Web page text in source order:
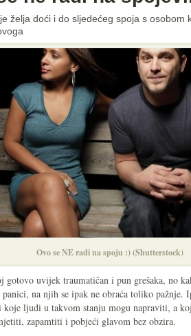
želja doći i do sljedećeg spoja s
Ovo se NE radi na spoju :) (Shutterstock)
gotovo uvijek traumatičan i pun grešaka, no
na njih se ipak ne obraća toliko pažnje.
koje ljudi u takvom stanju mogu napraviti, a
zapamtiti i pobjeći glavom bez obzira.